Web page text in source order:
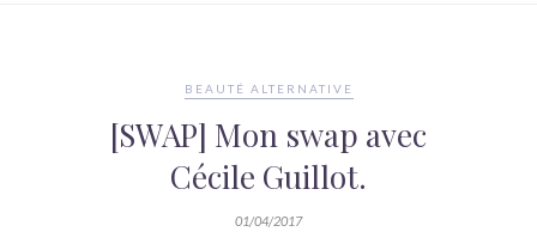
BEAUTÉ ALTERNATIVE
[SWAP] Mon swap avec
Cécile Guillot.
01/04/2017